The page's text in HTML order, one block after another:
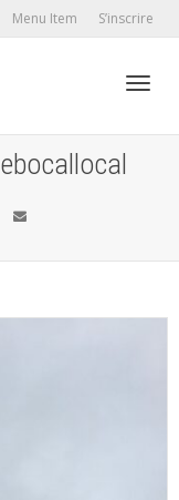
Menu Item S’inscrire